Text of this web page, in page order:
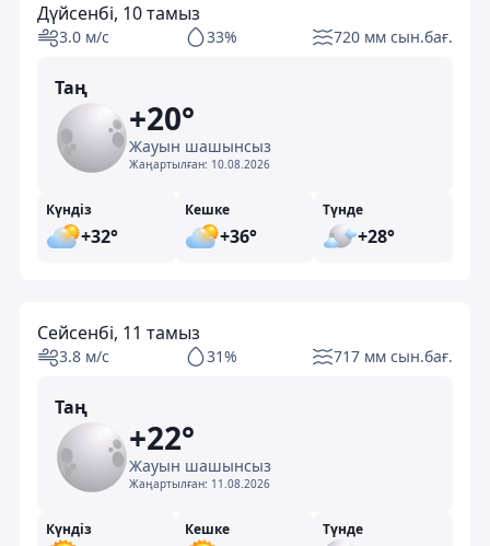
Дүйсенбі, 10 тамыз
3.0 м/с 33% 720 мм сын.бағ.
Таң
+20°
Жауын шашынсыз
Жаңартылған: 10.08.2026
Күндіз
+32°
Кешке
+36°
Түнде
+28°
Сейсенбі, 11 тамыз
3.8 м/с 31% 717 мм сын.бағ.
Таң
+22°
Жауын шашынсыз
Жаңартылған: 11.08.2026
Күндіз Кешке Түнде